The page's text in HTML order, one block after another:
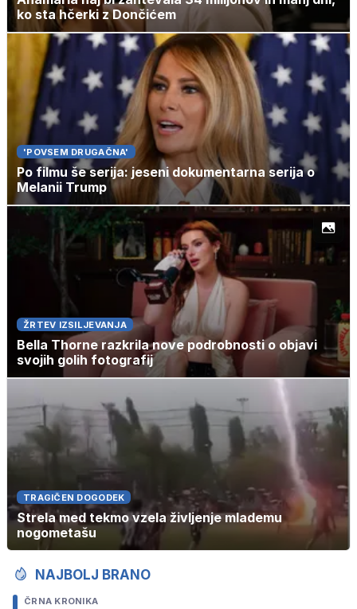
ko sta hčerki z Dončićem
'POVSEM DRUGAČNA'
Po filmu še serija: jeseni dokumentarna serija o
Melanii Trump
ŽRTEV IZSILJEVANJA
Bella Thorne razkrila nove podrobnosti o objavi
svojih golih fotografij
TRAGIČEN DOGODEK
Strela med tekmo vzela življenje mlademu
nogometašu
NAJBOLJ BRANO
ČRNA KRONIKA